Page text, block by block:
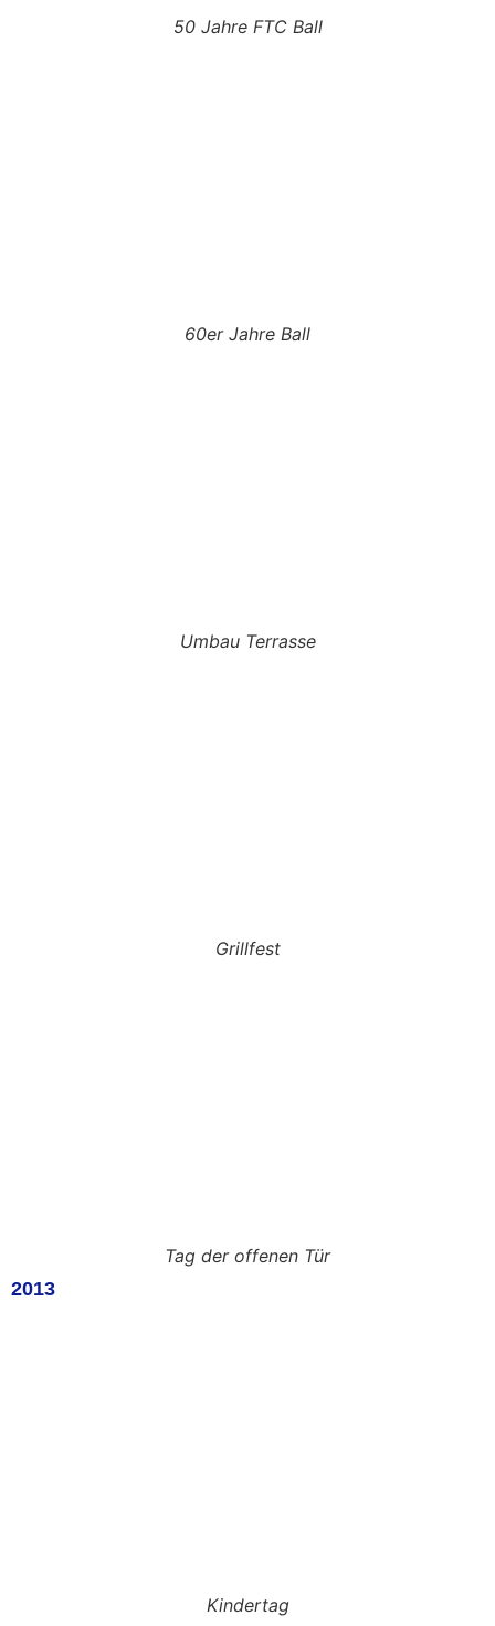
50 Jahre FTC Ball
60er Jahre Ball
Umbau Terrasse
Grillfest
Tag der offenen Tür
2013
Kindertag